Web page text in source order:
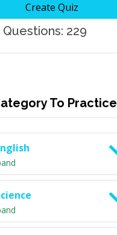
Create Quiz
229
To Practice